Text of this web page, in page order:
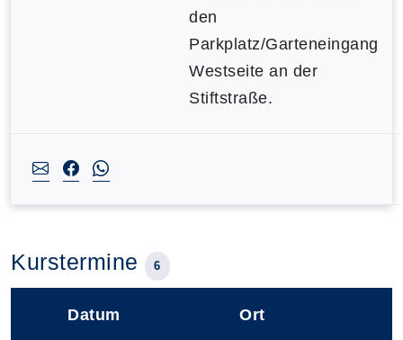
den
Parkplatz/Garteneingang
Westseite an der
Stiftstraße.
Kurstermine 6
Datum Ort